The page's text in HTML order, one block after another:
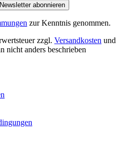
Newsletter abonnieren
zur Kenntnis genommen.
zzgl. Versandkosten und
nicht anders beschrieben